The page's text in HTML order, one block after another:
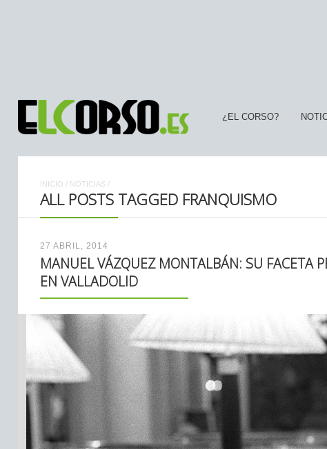
¿EL CORSO?
INICIO / NOTICIAS /
ALL POSTS TAGGED FRANQUISMO
27 ABRIL, 2014
MANUEL VÁZQUEZ MONTALBÁN: SU FACETA
EN VALLADOLID